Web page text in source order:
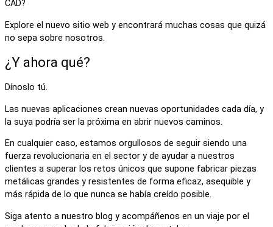
CAD?
Explore el nuevo sitio web y encontrará muchas cosas que quizá
no sepa sobre nosotros.
¿Y ahora qué?
Dínoslo tú.
Las nuevas aplicaciones crean nuevas oportunidades cada día, y
la suya podría ser la próxima en abrir nuevos caminos.
En cualquier caso, estamos orgullosos de seguir siendo una
fuerza revolucionaria en el sector y de ayudar a nuestros
clientes a superar los retos únicos que supone fabricar piezas
metálicas grandes y resistentes de forma eficaz, asequible y
más rápida de lo que nunca se había creído posible.
Siga atento a nuestro blog y acompáñenos en un viaje por el